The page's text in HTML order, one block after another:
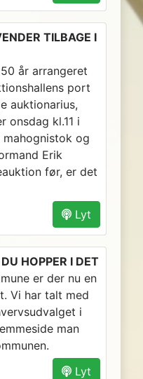
TILBAGE I
år arrangeret
port
auktionarius,
onsdag kl.11 i
mahognistok og
Erik
før, er det
Lyt
HOPPER I DET
er der nu en
Vi har talt med
i
man
Lyt